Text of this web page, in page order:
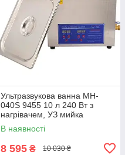
Ультразвукова ванна MH-
040S 9455 10 л 240 Вт з
нагрівачем, УЗ мийка
стерилізатор
В наявності
8 595 ₴ 10 030 ₴